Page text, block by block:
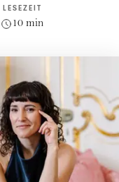
LESEZEIT
10 min